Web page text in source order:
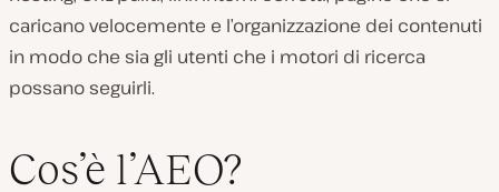
caricano velocemente e l’organizzazione dei contenuti
in modo che sia gli utenti che i motori di ricerca
possano seguirli.
Cos’è l’AEO?